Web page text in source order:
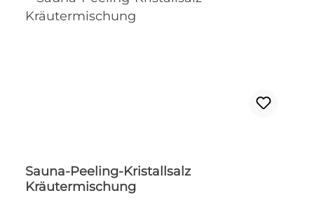
Sauna-Peeling-Kristallsalz
Kräutermischung